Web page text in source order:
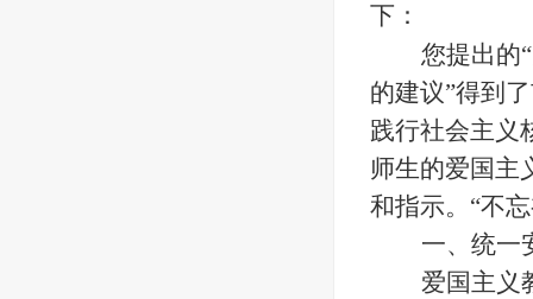
下：
您提出的
的建议”得到
践行社会主义
师生的爱国主
和指示。“不
一、统一
爱国主义